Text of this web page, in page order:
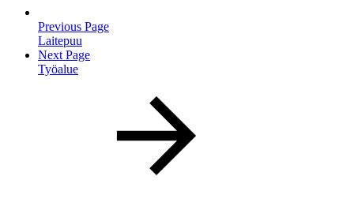
Previous Page
Laitepuu
Next Page
Työalue